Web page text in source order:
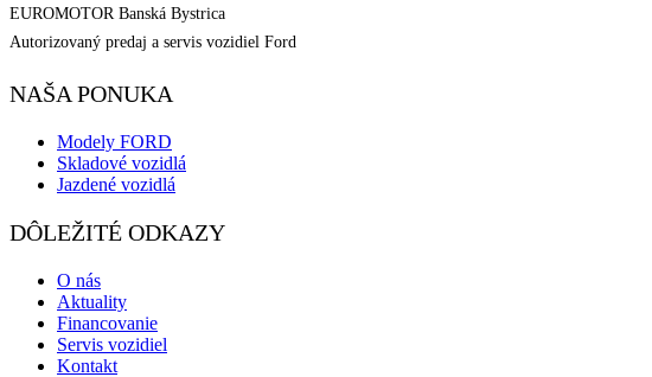
EUROMOTOR Banská Bystrica
Autorizovaný predaj a servis vozidiel Ford
NAŠA PONUKA
Modely FORD
Skladové vozidlá
Jazdené vozidlá
DÔLEŽITÉ ODKAZY
O nás
Aktuality
Financovanie
Servis vozidiel
Kontakt